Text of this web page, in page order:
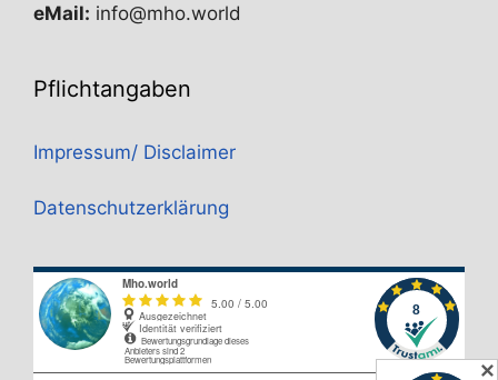
eMail: info@mho.world
Pflichtangaben
Impressum/ Disclaimer
Datenschutzerklärung
✕